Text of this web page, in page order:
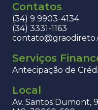
Contatos
(34) 9 9903-4134
(34) 3331-1163
Serviços
Antecipação de
Local
Av. Santos Dumont,